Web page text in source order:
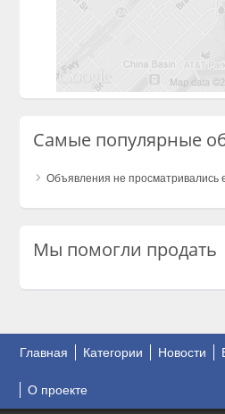
Самые популярные
Объявления не просматривались
Мы помогли продать
Главная Категории Новости
О проекте